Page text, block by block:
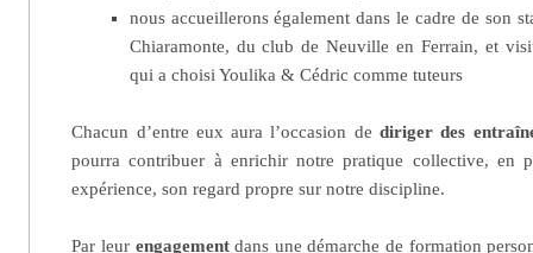
nous accueillerons également dans le cadre de son
Chiaramonte, du club de Neuville en Ferrain, et
qui a choisi Youlika & Cédric comme tuteurs
Chacun d’entre eux aura l’occasion dediriger des
pourra contribuer à enrichir notre pratique collective, en
expérience, son regard propre sur notre discipline.
Par leur engagementdans une démarche de formation